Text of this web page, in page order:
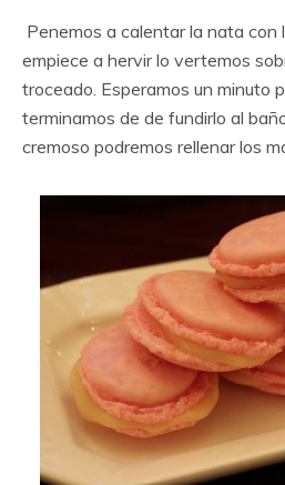
Penemos a calentar la nata con
empiece a hervir lo vertemos
troceado. Esperamos un minuto
terminamos de de fundirlo al
cremoso podremos rellenar los